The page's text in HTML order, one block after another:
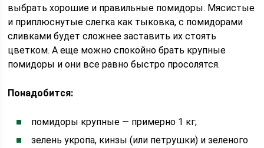
выбрать хорошие и правильные помидоры. Мясистые
и приплюснутые слегка как тыковка, с помидорами
сливками будет сложнее заставить их стоять
цветком. А еще можно спокойно брать крупные
помидоры и они все равно быстро просолятся.
Понадобится:
помидоры крупные — примерно 1 кг;
зелень укропа, кинзы (или петрушки) и зеленого